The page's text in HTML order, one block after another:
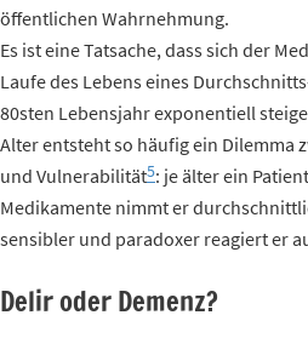
öffentlichen Wahrnehmung.
Es ist eine Tatsache, dass sich der
Laufe des Lebens eines
80sten Lebensjahr exponentiell
Alter entsteht so häufig ein Dilemma
und Vulnerabilität5: je älter ein
Medikamente nimmt er
sensibler und paradoxer reagiert er
Delir oder Demenz?